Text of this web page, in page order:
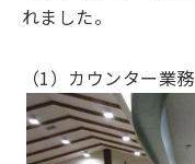
れました。
（1）カウンター業務